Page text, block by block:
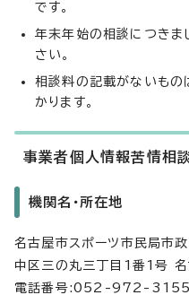
です。
年末年始の相談につきま
さい。
相談料の記載がないもの
かります。
事業者個人情報苦情相
機関名・所在地
名古屋市スポーツ市民局市
中区三の丸三丁目1番1号
電話番号:052-972-3155